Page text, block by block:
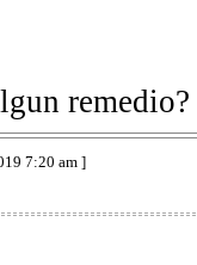
remedio?
7:20 am ]